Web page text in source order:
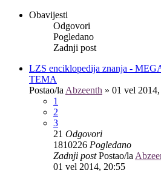
Obavijesti
Odgovori
Pogledano
Zadnji post
LZS enciklopedija znanja -
TEMA
Postao/la Abzeenth » 01 vel
1
2
3
21 Odgovori
1810226 Pogledano
Zadnji postPostao/la
01 vel 2014, 20:55